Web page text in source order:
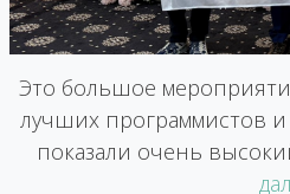
Это большое
лучших программистов
показали очень